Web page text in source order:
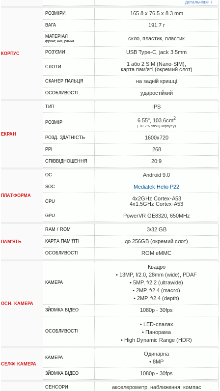
детальніше ↓
КОРПУС
РОЗМІРИ 165.8 x 76.5 x 8.3 mm
ВАГА 191.7 г
МАТЕРІАЛ
фронт, низ, рамка скло, пластик, пластик
РОЗ'ЄМИ USB Type-C, jack 3.5mm
СЛОТИ
1 або 2 SIM (Nano-SIM),
карта пам'яті (окремий слот)
СКАНЕР ПАЛЬЦЯ на задній кришці
ОСОБЛИВОСТІ ударостійкий
ЕКРАН
ТИП IPS
РОЗМІР 6.55", 103.6cm2
(~81.7% площі корпусу)
РОЗД. ЗДАТНІСТЬ 1600x720
PPI 268
СПІВВІДНОШЕННЯ 20:9
ПЛАТФОРМА
ОС Android 9.0
SOC Mediatek Helio P22
CPU
4x2GHz Cortex-A53
4x1.5GHz Cortex-A53
GPU PowerVR GE8320, 650MHz
ПАМ'ЯТЬ
RAM / ROM 3/32 GB
КАРТА ПАМ'ЯТІ до 256GB (окремий слот)
ОСОБЛИВОСТІ ROM eMMC
ОСН. КАМЕРА
КАМЕРА
Квадро
• 13MP, f/2.0, 28mm (wide), PDAF
• 5MP, f/2.2 (ultrawide)
• 2MP, f/2.4 (macro)
• 2MP, f/2.4 (depth)
ЗЙОМКА ВІДЕО 1080p - 30fps
ОСОБЛИВОСТІ
• LED-спалах
• Панорама
• High Dynamic Range (HDR)
СЕЛФІ КАМЕРА
КАМЕРА
Одинарна
• 8MP
ЗЙОМКА ВІДЕО 1080p - 30fps
СЕНСОРИ акселерометр, наближення, компас